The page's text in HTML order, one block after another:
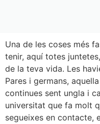
Una de les coses més
tenir, aquí totes
de la teva vida. Les
Pares i germans,
continues sent ungla i
universitat que fa molt
segueixes en contacte,